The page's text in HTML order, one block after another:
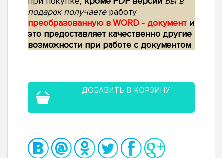
подарок получаетеработу
преобразованную в WORD - документ и
это предоставляет качественно другие
возможности при работе с документом
ДОБАВИТЬ В КОРЗИНУ